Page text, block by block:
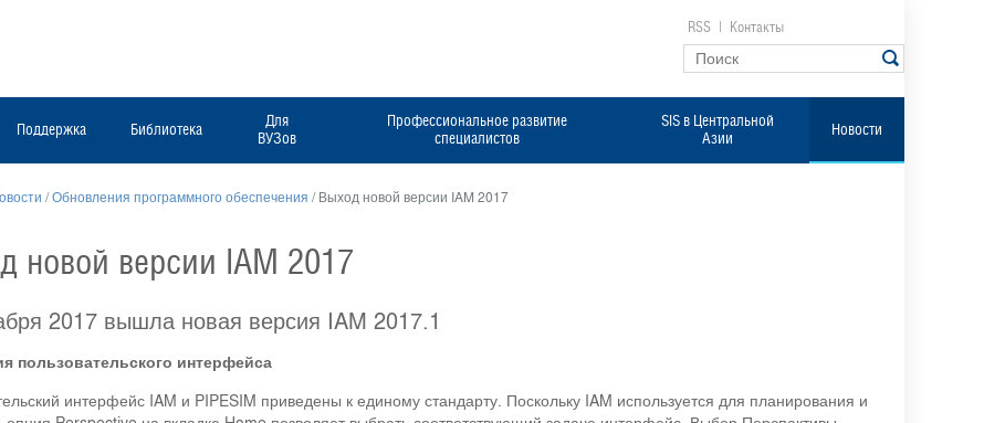
RSS Контакты
Поддержка Библиотека
Для
ВУЗов
Профессиональное развитие
специалистов
SIS в Центральной
Азии
Новости
/Обновления программного обеспечения /Выход новой версии IAM 2017
новой версии IAM 2017
2017 вышла новая версия IAM 2017.1
пользовательского интерфейса
интерфейс IAM и PIPESIM приведены к единому стандарту. Поскольку IAM используется для планирования и